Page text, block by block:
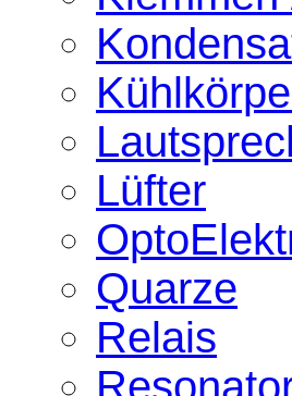
Lüfter
Quarze
Relais